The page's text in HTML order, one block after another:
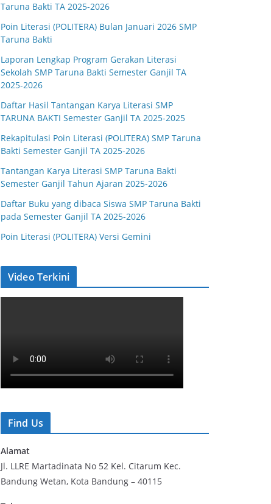
Taruna Bakti TA 2025-2026
Poin Literasi (POLITERA) Bulan Januari 2026 SMP
Taruna Bakti
Laporan Lengkap Program Gerakan Literasi
Sekolah SMP Taruna Bakti Semester Ganjil TA
2025-2026
Daftar Hasil Tantangan Karya Literasi SMP
TARUNA BAKTI Semester Ganjil TA 2025-2025
Rekapitulasi Poin Literasi (POLITERA) SMP Taruna
Bakti Semester Ganjil TA 2025-2026
Tantangan Karya Literasi SMP Taruna Bakti
Semester Ganjil Tahun Ajaran 2025-2026
Daftar Buku yang dibaca Siswa SMP Taruna Bakti
pada Semester Ganjil TA 2025-2026
Poin Literasi (POLITERA) Versi Gemini
Video Terkini
Find Us
Alamat
Jl. LLRE Martadinata No 52 Kel. Citarum Kec.
Bandung Wetan, Kota Bandung – 40115